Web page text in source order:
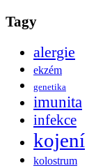
Tagy
alergie
ekzém
genetika
imunita
infekce
kojení
kolostrum